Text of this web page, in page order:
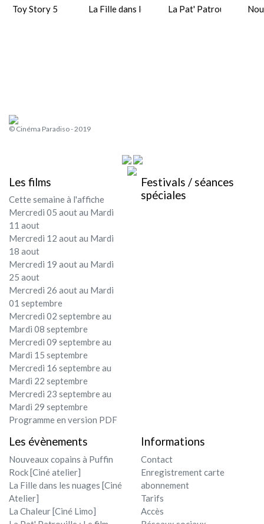
Toy Story 5 La Fille dans les nuagesLa Pat' Patrouille : Le
© Cinéma Paradiso - 2019
Les films
Cette semaine à l'affiche
Mercredi 05 aout au Mardi
11 aout
Mercredi 12 aout au Mardi
18 aout
Mercredi 19 aout au Mardi
25 aout
Mercredi 26 aout au Mardi
01 septembre
Mercredi 02 septembre au
Mardi 08 septembre
Mercredi 09 septembre au
Mardi 15 septembre
Mercredi 16 septembre au
Mardi 22 septembre
Mercredi 23 septembre au
Mardi 29 septembre
Programme en version PDF
Festivals / séances
spéciales
Les évènements
Nouveaux copains à Puffin
Rock [Ciné atelier]
La Fille dans les nuages [Ciné
Atelier]
La Chaleur [Ciné Limo]
Informations
Contact
Enregistrement carte
abonnement
Tarifs
Accès